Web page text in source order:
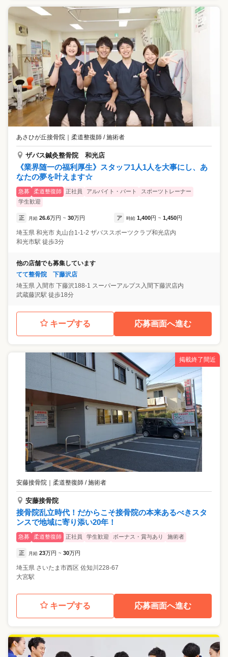
あさひが丘接骨院 ｜ 柔道整復師 / 施術者
ザバス鍼灸整骨院 和光店
《業界随一の福利厚生》スタッフ1人1人を大事にし、あ
なたの夢を叶えます☆
急募 柔道整復師 正社員 アルバイト・パート
スポーツトレーナー
学生歓迎
正 月給 26.6万円 ~ 30万円 ア 時給 1,400円 ~ 1,450円
埼玉県 和光市 丸山台1-1-2 ザバススポーツクラブ和光店内
和光市駅 徒歩3分
他の店舗でも募集しています
てて整骨院 下藤沢店
埼玉県 入間市 下藤沢188-1 スーパーアルプス入間下藤沢店内
武蔵藤沢駅 徒歩18分
キープする 応募画面へ進む
掲載終了間近
安藤接骨院 ｜ 柔道整復師 / 施術者
安藤接骨院
接骨院乱立時代！だからこそ接骨院の本来あるべきスタ
ンスで地域に寄り添い20年！
急募 柔道整復師 正社員 学生歓迎 ボーナス・賞与あり 施術者
正 月給 23万円 ~ 30万円
埼玉県 さいたま市西区 佐知川228-67
大宮駅
キープする 応募画面へ進む